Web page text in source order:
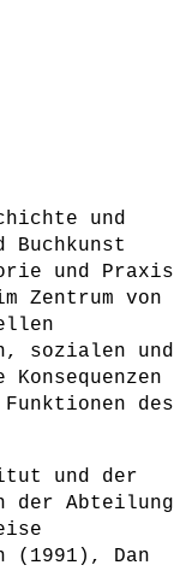
und
und Praxis
Zentrum von
sozialen und
des
und der
der Abteilung
(1991), Dan